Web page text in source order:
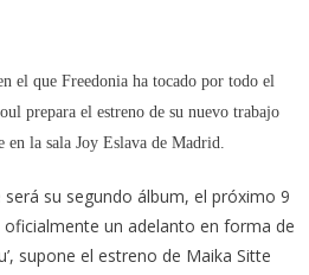
el que Freedonia ha tocado por todo el
prepara el estreno de su nuevo trabajo
la sala Joy Eslava de Madrid.
su segundo álbum, el próximo 9
un adelanto en forma de
supone el estreno de Maika Sitte